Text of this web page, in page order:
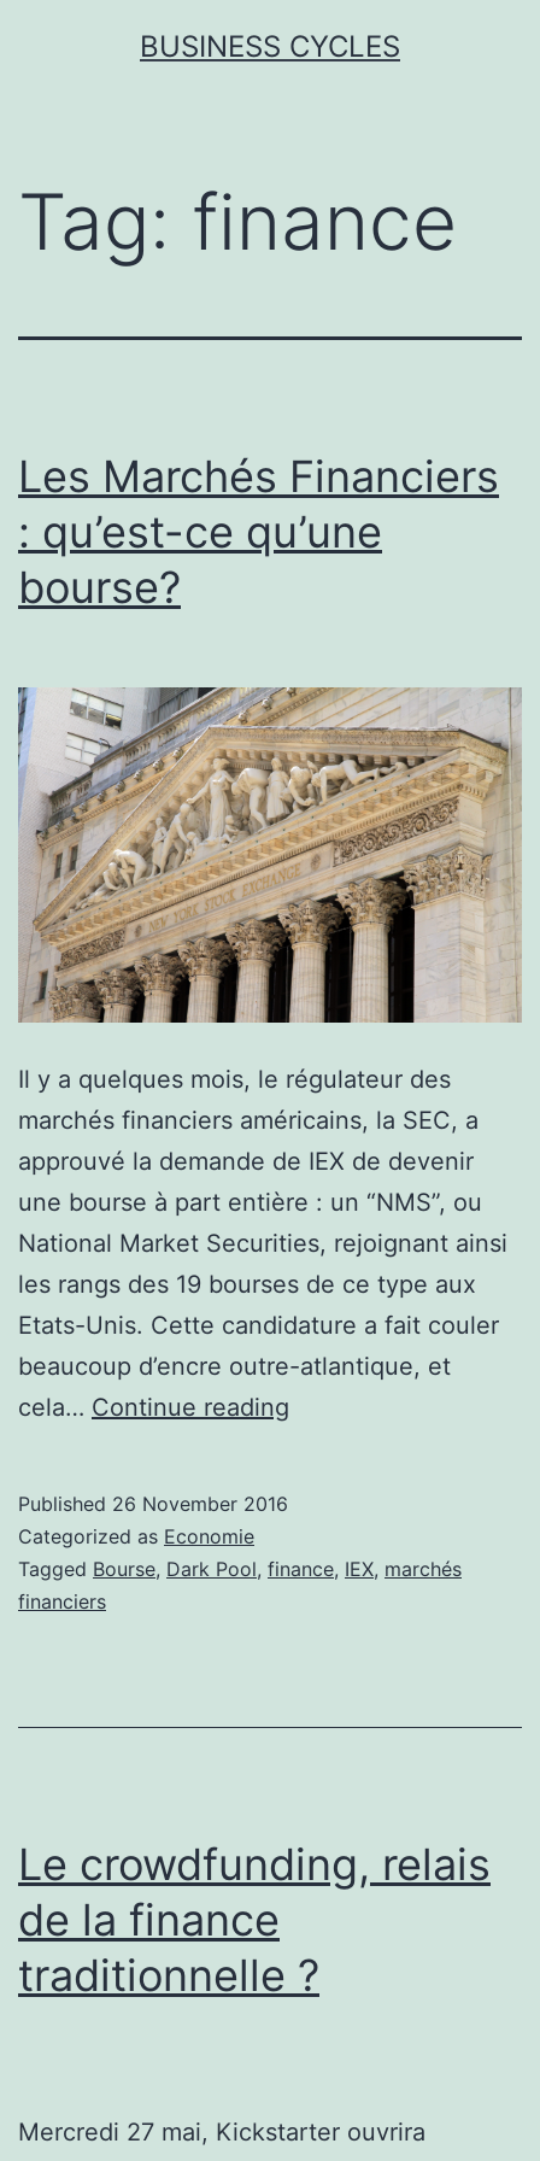
BUSINESS CYCLES
Tag: finance
Les Marchés Financiers
: qu’est-ce qu’une
bourse?
Il y a quelques mois, le régulateur des
marchés financiers américains, la SEC, a
approuvé la demande de IEX de devenir
une bourse à part entière : un “NMS”, ou
National Market Securities, rejoignant ainsi
les rangs des 19 bourses de ce type aux
Etats-Unis. Cette candidature a fait couler
beaucoup d’encre outre-atlantique, et
cela… Continue reading
qu’est-
Published 26 November 2016
Categorized as Economie
Tagged Bourse, Dark Pool, finance, IEX, marchés
financiers
Le crowdfunding, relais
de la finance
traditionnelle ?
Mercredi 27 mai, Kickstarter ouvrira